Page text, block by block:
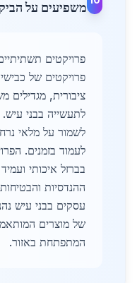
משפיעים על
פרויקטים
פרויקטים של
ציבורית, מגדילים
לתעשייה בבני
לשמור על מלאי
לעמוד בזמנים.
בברזל איכותי
ההנדסיות
עסקים בבני עיש
של מוצרים
המתפתחת באזור.